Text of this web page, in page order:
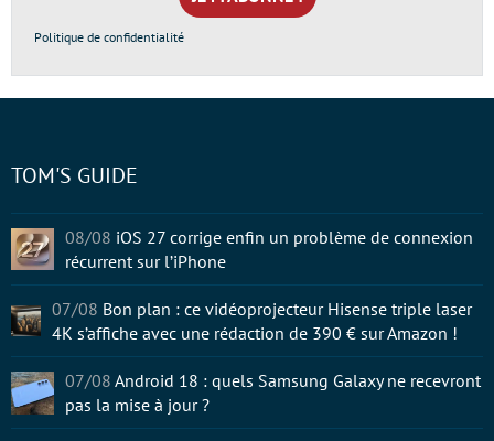
Politique de confidentialité
TOM'S GUIDE
08/08 iOS 27 corrige enfin un problème de connexion
récurrent sur l’iPhone
07/08 Bon plan : ce vidéoprojecteur Hisense triple laser
4K s’affiche avec une rédaction de 390 € sur Amazon !
07/08 Android 18 : quels Samsung Galaxy ne recevront
pas la mise à jour ?